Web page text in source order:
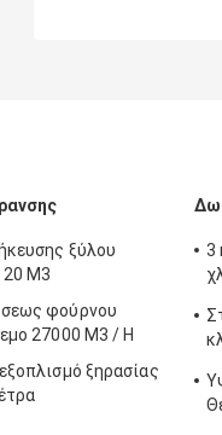
ξύλου
M3
φούρνου
27000 M3 / H
ξηρασίας
3